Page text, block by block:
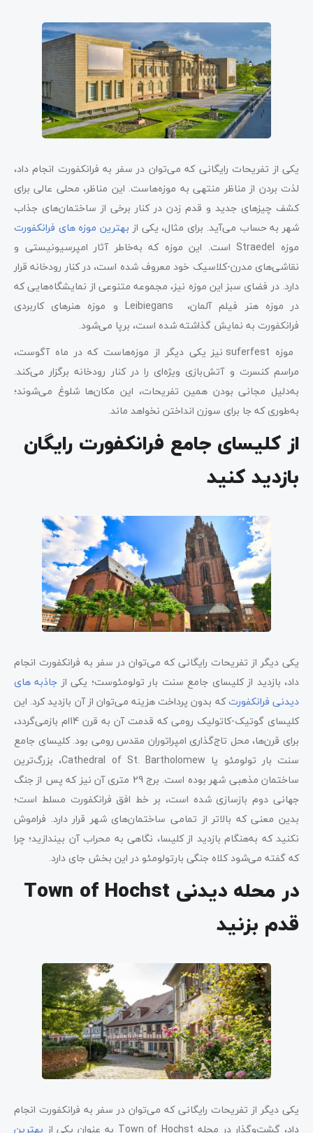
یکی از تفریحات رایگانی که می‌توان در سفر به فرانکفورت انجام داد،
لذت بردن از مناظر منتهی به موزه‌هاست. این مناظر، محلی عالی برای
کشف چیزهای جدید و قدم زدن در کنار برخی از ساختمان‌های جذاب
شهر به حساب می‌آید. برای مثال، یکی از بهترین موزه های فرانکفورت
موزه Straedel است. این موزه که به‌خاطر آثار امپرسیونیستی و
نقاشی‌های مدرن-کلاسیک خود معروف شده است، در کنار رودخانه قرار
دارد. در فضای سبز این موزه نیز، مجموعه متنوعی از نمایشگاه‌هایی که
در موزه هنر فیلم آلمان، Leibiegans و موزه هنرهای کاربردی
فرانکفورت به نمایش گذاشته شده‌ است، برپا می‌شود.
موزه suferfest نیز یکی دیگر از موزه‌هاست که در ماه آگوست،
مراسم کنسرت و آتش‌بازی ویژه‌ای را در کنار رودخانه برگزار می‌کند.
به‌دلیل مجانی بودن همین تفریحات، این مکان‌ها شلوغ می‌شوند؛
به‌طوری که جا برای سوزن انداختن نخواهد ماند.
از کلیسای جامع فرانکفورت رایگان
بازدید کنید
یکی دیگر از تفریحات رایگانی که می‌توان در سفر به فرانکفورت انجام
داد، بازدید از کلیسای جامع سنت بار تولومئوست؛ یکی از جاذبه های
دیدنی فرانکفورتکه بدون پرداخت هزینه می‌توان از آن بازدید کرد. این
کلیسای گوتیک-کاتولیک رومی که قدمت آن به قرن 14ام بازمی‌گردد،
برای قرن‌ها، محل تاج‌گذاری امپراتوران مقدس رومی بود. کلیسای جامع
سنت بار تولومئو یا Cathedral of St. Bartholomew، بزرگ‌ترین
ساختمان مذهبی شهر بوده است. برج 29 متری آن نیز که پس از جنگ
جهانی دوم بازسازی شده است، بر خط افق فرانکفورت مسلط است؛
بدین معنی که بالاتر از تمامی ساختمان‌های شهر قرار دارد. فراموش
نکنید که به‌هنگام بازدید از کلیسا، نگاهی به محراب آن بیندازید؛ چرا
که گفته می‌شود کلاه جنگی بارتولومئو در این بخش جای دارد.
در محله دیدنی Town of Hochst
قدم بزنید
یکی دیگر از تفریحات رایگانی که می‌توان در سفر به فرانکفورت انجام
داد، گشت‌وگذار در محله Town of Hochst به عنوان یکی از
بهترین